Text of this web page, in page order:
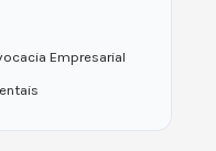
Empresarial